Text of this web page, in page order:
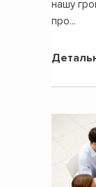
нашу
про...